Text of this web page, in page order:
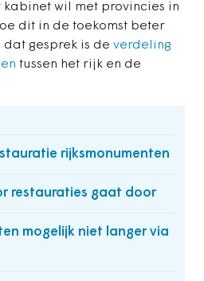
kabinet wil met provincies in
dit in de toekomst beter
gesprek is de verdeling
tussen het rijk en de
rijksmonumenten
restauraties gaat door
mogelijk niet langer via